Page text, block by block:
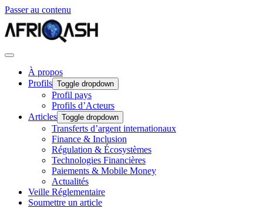
Passer au contenu
À propos
Profils Toggle dropdown
Profil pays
Profils d’Acteurs
Articles Toggle dropdown
Transferts d’argent internationaux
Finance & Inclusion
Régulation & Écosystèmes
Technologies Financières
Paiements & Mobile Money
Actualités
Veille Réglementaire
Soumettre un article